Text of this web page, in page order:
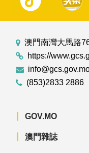
澳門南灣大馬路
https://
(853)2833 2886
GOV.MO
澳門雜誌